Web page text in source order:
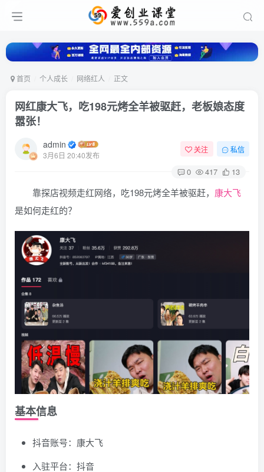
首页 个人成长 网络红人 正文
网红康大飞，吃198元烤全羊被驱赶，老板娘态度
嚣张！
admin
3月6日 20:40发布
关注 私信
0 417 13
靠探店视频走红网络，吃198元烤全羊被驱赶， 康大飞
是如何走红的？
基本信息
抖音账号：康大飞
入驻平台：抖音